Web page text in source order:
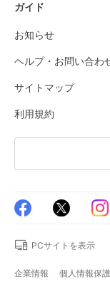
ガイド
お知らせ
ヘルプ・お問い合わ
サイトマップ
利用規約
PCサイトを表示
企業情報 個人情報保